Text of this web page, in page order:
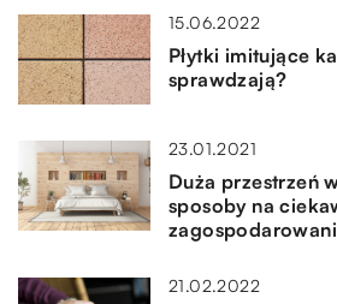
15.06.2022
Płytki imitujące
sprawdzają?
23.01.2021
Duża przestrzeń
sposoby na
21.02.2022